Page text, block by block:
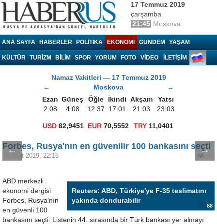
Haberrus.com
17 Temmuz 2019
çarşamba
21:45 Moskova
ANA SAYFA HABERLER POLITIKA EKONOMI GÜNDEM YAŞAM
KÜLTÜR TURIZM BILIM SPOR YORUM FOTO VIDEO İLETİŞİM
Namaz Vakitleri — 17 Temmuz 2019
←
Moskova
→
Ezan Güneş Öğle İkindi Akşam
Yatsı
2:08
4:08 12:37 17:01 21:03 23:03
USD 62,9451 EUR 70,5552 TRY 11,0401
← →
Forbes, Rusya'nın en güvenilir 100 bankasını seçti
20 Mart 2019, 22:18
Reuters: ABD, Türkiye'ye F-35 teslimatını
yakında dondurabilir
88
ABD merkezli
ekonomi dergisi
Forbes, Rusya'nın
en güvenli 100
bankasını seçti. Listenin 44. sırasında bir Türk bankası yer almayı